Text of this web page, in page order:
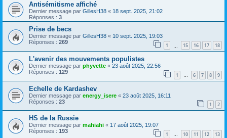
Antisémitisme affiché
Dernier message par GillesH38 « 18 sept. 2025, 21:02
Réponses : 3
Prise de becs
Dernier message par GillesH38 « 10 sept. 2025, 19:03
Réponses : 269 1 15 16 17 18
L'avenir des mouvements populistes
Dernier message par phyvette « 23 août 2025, 22:56
Réponses : 129 1 … 6 7 8 9
Echelle de Kardashev
Dernier message par energy_isere « 23 août 2025, 16:11
Réponses : 23 1 2
HS de la Russie
Dernier message par mahiahi « 17 août 2025, 19:07
Réponses : 193 1 … 10 11 12 13